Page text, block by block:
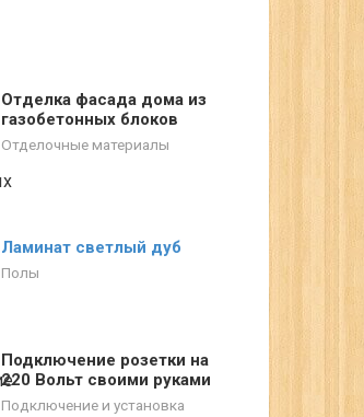
Отделка фасада дома из
газобетонных блоков
Отделочные материалы
Ламинат светлый дуб
Полы
Подключение розетки на
220 Вольт своими руками
Подключение и установка